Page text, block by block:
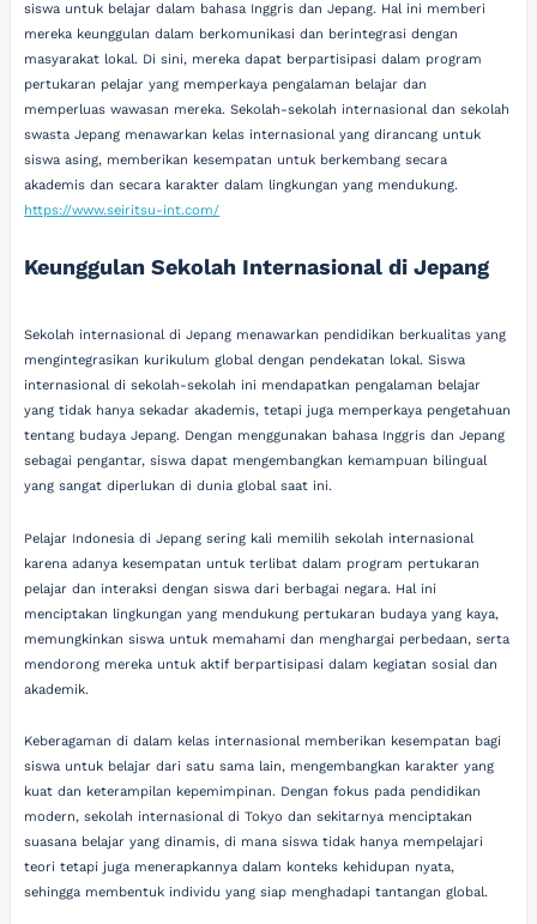
siswa untuk belajar dalam bahasa Inggris dan Jepang. Hal ini memberi
mereka keunggulan dalam berkomunikasi dan berintegrasi dengan
masyarakat lokal. Di sini, mereka dapat berpartisipasi dalam program
pertukaran pelajar yang memperkaya pengalaman belajar dan
memperluas wawasan mereka. Sekolah-sekolah internasional dan sekolah
swasta Jepang menawarkan kelas internasional yang dirancang untuk
siswa asing, memberikan kesempatan untuk berkembang secara
akademis dan secara karakter dalam lingkungan yang mendukung.
https://www.seiritsu-int.com/
Keunggulan Sekolah Internasional di Jepang
Sekolah internasional di Jepang menawarkan pendidikan berkualitas yang
mengintegrasikan kurikulum global dengan pendekatan lokal. Siswa
internasional di sekolah-sekolah ini mendapatkan pengalaman belajar
yang tidak hanya sekadar akademis, tetapi juga memperkaya pengetahuan
tentang budaya Jepang. Dengan menggunakan bahasa Inggris dan Jepang
sebagai pengantar, siswa dapat mengembangkan kemampuan bilingual
yang sangat diperlukan di dunia global saat ini.
Pelajar Indonesia di Jepang sering kali memilih sekolah internasional
karena adanya kesempatan untuk terlibat dalam program pertukaran
pelajar dan interaksi dengan siswa dari berbagai negara. Hal ini
menciptakan lingkungan yang mendukung pertukaran budaya yang kaya,
memungkinkan siswa untuk memahami dan menghargai perbedaan, serta
mendorong mereka untuk aktif berpartisipasi dalam kegiatan sosial dan
akademik.
Keberagaman di dalam kelas internasional memberikan kesempatan bagi
siswa untuk belajar dari satu sama lain, mengembangkan karakter yang
kuat dan keterampilan kepemimpinan. Dengan fokus pada pendidikan
modern, sekolah internasional di Tokyo dan sekitarnya menciptakan
suasana belajar yang dinamis, di mana siswa tidak hanya mempelajari
teori tetapi juga menerapkannya dalam konteks kehidupan nyata,
sehingga membentuk individu yang siap menghadapi tantangan global.